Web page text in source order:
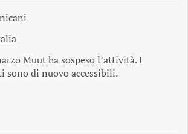
Muut ha sospeso l’attività. I
sono di nuovo accessibili.